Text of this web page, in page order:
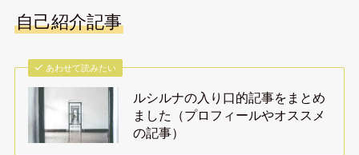
自己紹介記事
あわせて読みたい
ルシルナの入り口的記事をまとめ
ました（プロフィールやオススメ
の記事）